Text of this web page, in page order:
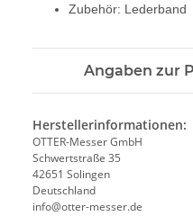
Zubehör: Lederband
Angaben zur
Herstellerinformationen:
OTTER-Messer GmbH
Schwertstraße 35
42651 Solingen
Deutschland
info@otter-messer.de